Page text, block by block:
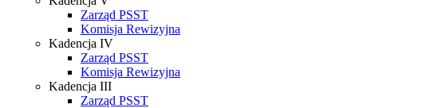
Zarząd PSST
Komisja Rewizyjna
Kadencja IV
Zarząd PSST
Komisja Rewizyjna
Kadencja III
Zarząd PSST